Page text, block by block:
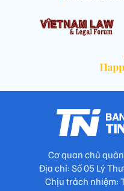
Cơ quan chủ
Địa chỉ: Số 05 Lý
Chịu trách nhiệm: